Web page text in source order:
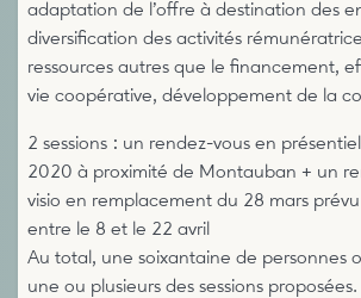
adaptation de l’offre à destination des
diversification des activités
ressources autres que le financement,
vie coopérative, développement de la
2 sessions : un rendez-vous en
2020 à proximité de Montauban + un
visio en remplacement du 28 mars prévu
entre le 8 et le 22 avril
Au total, une soixantaine de personnes
une ou plusieurs des sessions proposées.